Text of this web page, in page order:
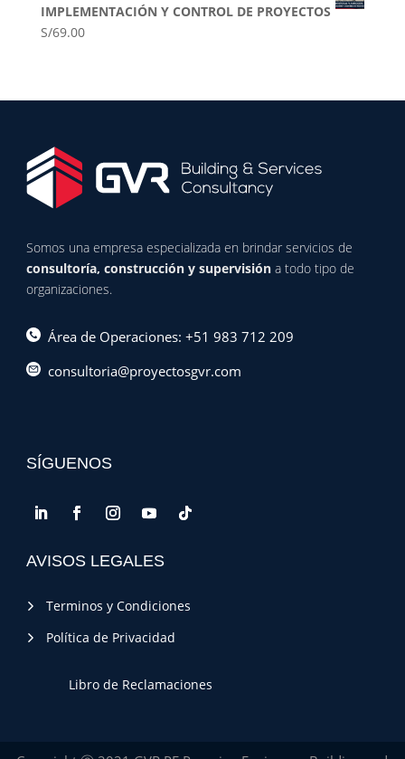
IMPLEMENTACIÓN Y CONTROL DE PROYECTOS
S/69.00
Somos una empresa especializada en brindar servicios de
consultoría, construcción y supervisión a todo tipo de
organizaciones.
Área de Operaciones: +51 983 712 209
consultoria@proyectosgvr.com
SÍGUENOS
AVISOS LEGALES
Terminos y Condiciones
Política de Privacidad
Libro de Reclamaciones